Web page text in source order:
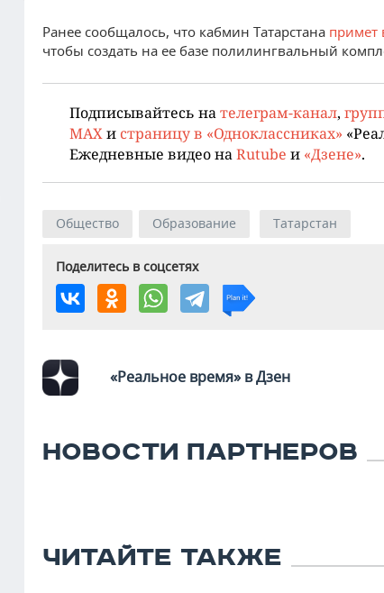
Ранее сообщалось, что кабмин Татарстана примет
чтобы создать на ее базе полилингвальный
Подписывайтесь на телеграм-канал,
MAX и страницу в «Одноклассниках»
Ежедневные видео на Rutube и «Дзене».
Общество Образование Татарстан
Поделитесь в соцсетях
«Реальное время» в Дзен
НОВОСТИ ПАРТНЕРОВ
ЧИТАЙТЕ ТАКЖЕ